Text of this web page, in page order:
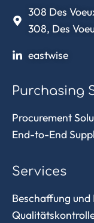
308 Des
308, Des
eastwise
Purchasing
Procurement
End-to-End
Services
Beschaffung und